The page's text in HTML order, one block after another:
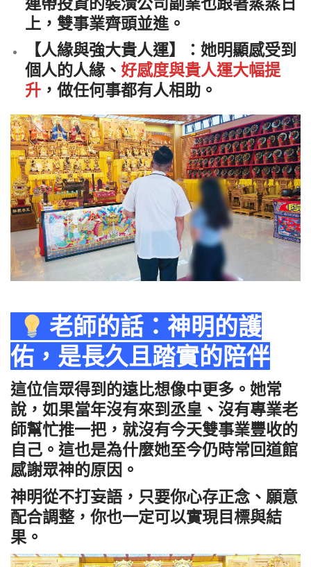
上，雙事業齊頭並進。
【人緣與強大貴人運】
：她明顯感受到
個人的人緣、 好感度與貴人運大幅提
升，做任何事都有人相助。
老師的話：神明的護
佑，是長久且踏實的陪伴
這位信眾得到的遠比想像中更多。她常
說，如果當年沒有來到丞皇、沒有專業老
師幫忙推一把，就沒有今天雙事業豐收的
自己。這也是為什麼她至今仍時常回道館
感謝眾神的原因。
神明從不打妄語，只要你心存正念、願意
配合調整，你也一定可以實現目標與結
果。